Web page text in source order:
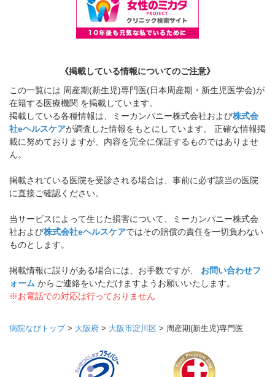
《掲載している情報についてのご注意》
この一覧には 周産期(新生児)専門医(日本周産期・新生児医学会)が
在籍する医療機関 を掲載しています。
掲載している各種情報は、ミーカンパニー株式会社および株式会
社eヘルスケアが調査した情報をもとにしています。 正確な情報掲
載に努めておりますが、内容を完全に保証するものではありませ
ん。
掲載されている医院を受診される場合は、事前に必ず該当の医院
に直接ご確認ください。
当サービスによって生じた損害について、ミーカンパニー株式会
社および株式会社eヘルスケアではその賠償の責任を一切負わない
ものとします。
掲載情報に誤りがある場合には、お手数ですが、 お問い合わせフ
ォーム からご連絡をいただけますようお願いいたします。
※お電話での対応は行っておりません
病院なびトップ> 大阪府 > 大阪市淀川区 > 周産期(新生児)専門医